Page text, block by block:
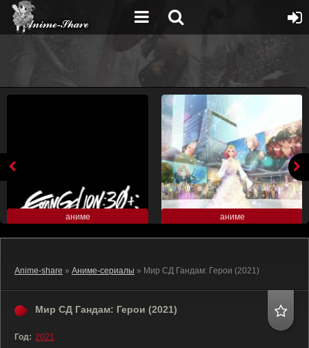
аниме аниме
Anime-share » Аниме-сериалы » Мир СД Гандам: Герои (2021)
Мир СД Гандам: Герои (2021)
Год: 2021